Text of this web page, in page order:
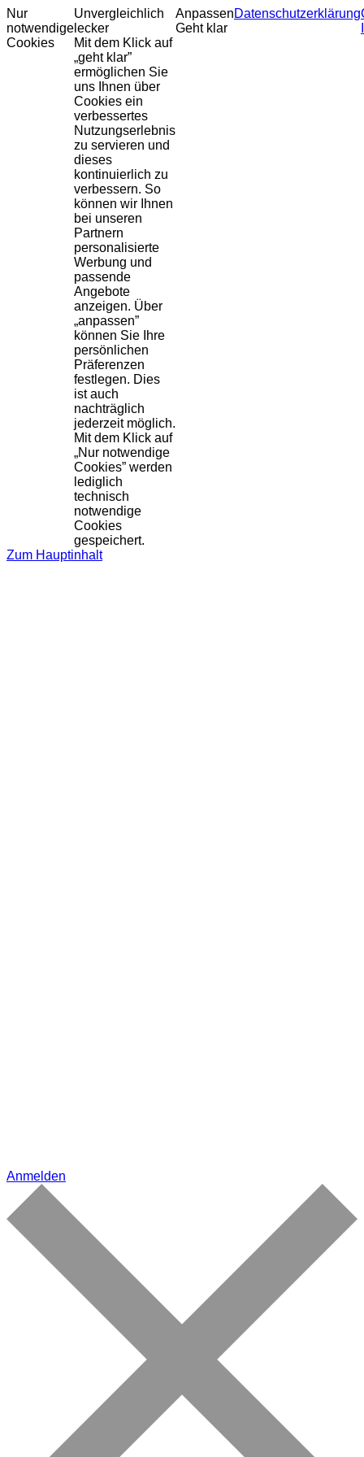
Nur
notwendige
Cookies
Unvergleichlich
lecker
Mit dem Klick auf
„geht klar”
ermöglichen Sie
uns Ihnen über
Cookies ein
verbessertes
Nutzungserlebnis
zu servieren und
dieses
kontinuierlich zu
verbessern. So
können wir Ihnen
bei unseren
Partnern
personalisierte
Werbung und
passende
Angebote
anzeigen. Über
„anpassen”
können Sie Ihre
persönlichen
Präferenzen
festlegen. Dies
ist auch
nachträglich
jederzeit möglich.
Mit dem Klick auf
„Nur notwendige
Cookies” werden
lediglich
technisch
notwendige
Cookies
gespeichert.
Anpassen
Geht klar
Datenschutzerklärung
Zum Hauptinhalt
Anmelden